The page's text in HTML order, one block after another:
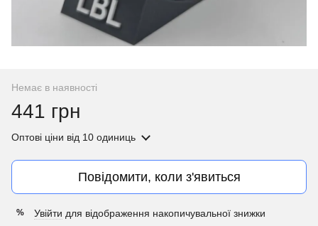
Немає в наявності
441 грн
Оптові ціни від 10 одиниць
Повідомити, коли з'явиться
% Увійти для відображення накопичувальної знижки